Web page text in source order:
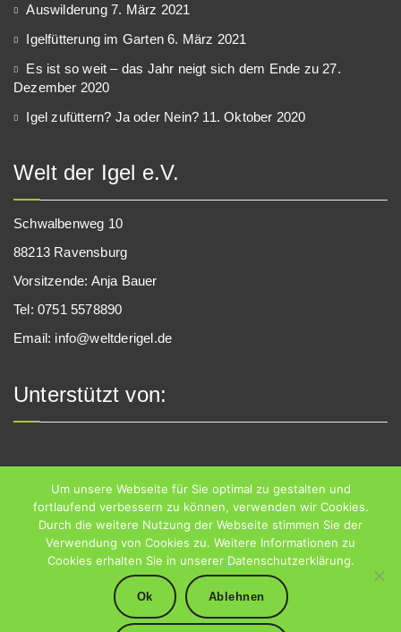
Auswilderung 7. März 2021
Igelfütterung im Garten 6. März 2021
Es ist so weit – das Jahr neigt sich dem Ende zu 27.
Dezember 2020
Igel zufüttern? Ja oder Nein? 11. Oktober 2020
Welt der Igel e.V.
Schwalbenweg 10
88213 Ravensburg
Vorsitzende: Anja Bauer
Tel: 0751 5578890
Email: info@weltderigel.de
Unterstützt von:
Zahlungsarten im Shop:
Um unsere Webseite für Sie optimal zu gestalten und
fortlaufend verbessern zu können, verwenden wir Cookies.
Durch die weitere Nutzung der Webseite stimmen Sie der
Verwendung von Cookies zu. Weitere Informationen zu
Cookies erhalten Sie in unserer Datenschutzerklärung.
Ok Ablehnen